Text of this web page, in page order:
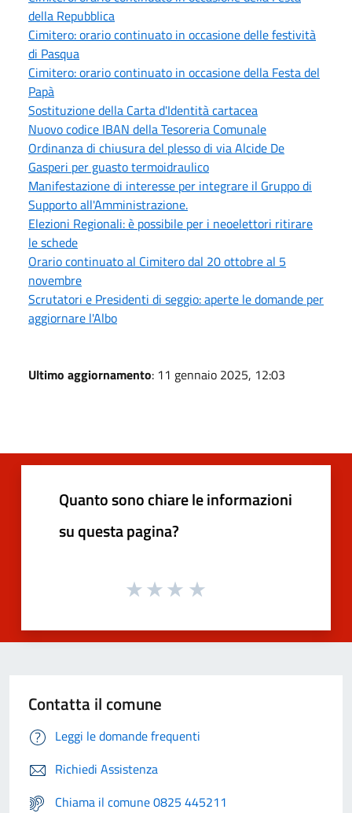
della Repubblica
Cimitero: orario continuato in occasione delle festività
di Pasqua
Cimitero: orario continuato in occasione della Festa del
Papà
Sostituzione della Carta d'Identità cartacea
Nuovo codice IBAN della Tesoreria Comunale
Ordinanza di chiusura del plesso di via Alcide De
Gasperi per guasto termoidraulico
Manifestazione di interesse per integrare il Gruppo di
Supporto all'Amministrazione.
Elezioni Regionali: è possibile per i neoelettori ritirare
le schede
Orario continuato al Cimitero dal 20 ottobre al 5
novembre
Scrutatori e Presidenti di seggio: aperte le domande per
aggiornare l'Albo
Ultimo aggiornamento: 11 gennaio 2025, 12:03
Quanto sono chiare le informazioni
su questa pagina?
Contatta il comune
Leggi le domande frequenti
Richiedi Assistenza
Chiama il comune 0825 445211